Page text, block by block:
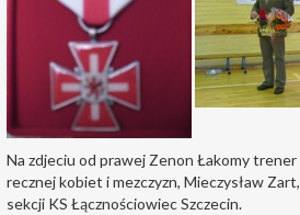
Na zdjeciu od prawej Zenon Łakomy
recznej kobiet i mezczyzn, Mieczysław
sekcji KS Łącznościowiec Szczecin.